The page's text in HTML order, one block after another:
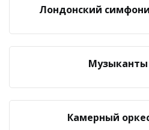
Лондонский
Музыканты
Камерный